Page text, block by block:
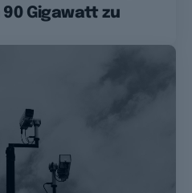
Gigawatt zu